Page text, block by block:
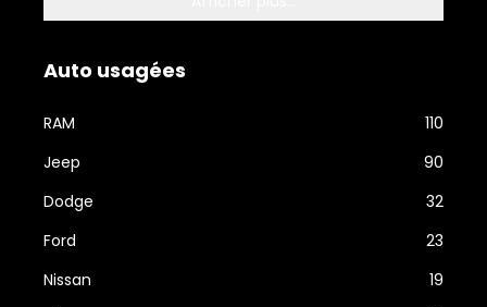
Auto usagées
RAM
110
Jeep
90
Dodge
32
Ford
23
Nissan
19